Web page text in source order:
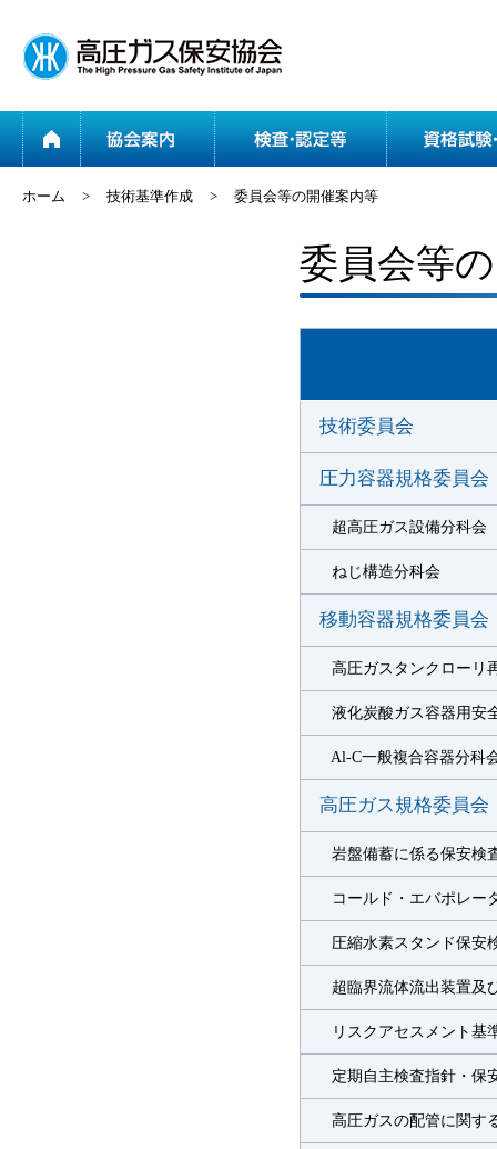
協会案内
ホーム > 技術基準作成 > 委員会等の開催案内等
委員会等
技術委員会
圧力容器規格委員会
超高圧ガス設備分科会
ねじ構造分科会
移動容器規格委員会
高圧ガスタンクローリ
液化炭酸ガス容器用安
Al-C一般複合容器分科
高圧ガス規格委員会
岩盤備蓄に係る保安検
コールド・エバポレー
圧縮水素スタンド保安
超臨界流体流出装置及
リスクアセスメント基
定期自主検査指針・保
高圧ガスの配管に関す